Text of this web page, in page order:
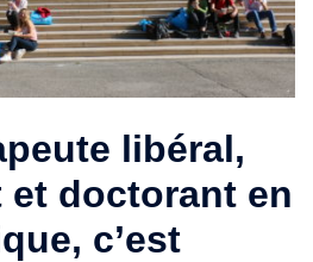
libéral,
et doctorant en
c’est